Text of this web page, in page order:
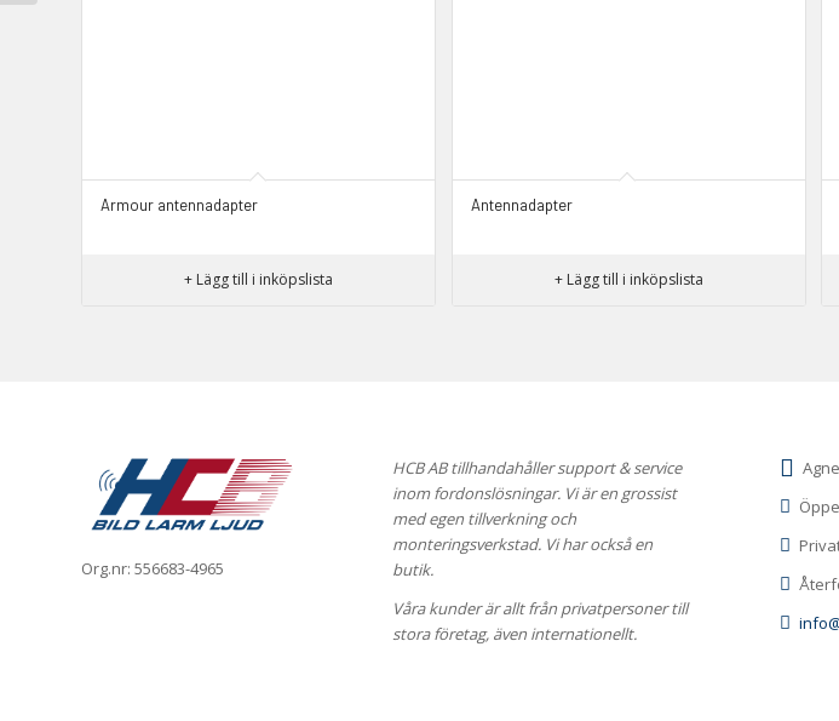
Armour antennadapter
+ Lägg till i inköpslista
Antennadapter
+ Lägg till i inköpslista
Org.nr: 556683-4965
HCB AB tillhandahåller support & service
inom fordonslösningar. Vi är en grossist
med egen tillverkning och
monteringsverkstad. Vi har också en
butik.
Våra kunder är allt från privatpersoner till
stora företag, även internationellt.